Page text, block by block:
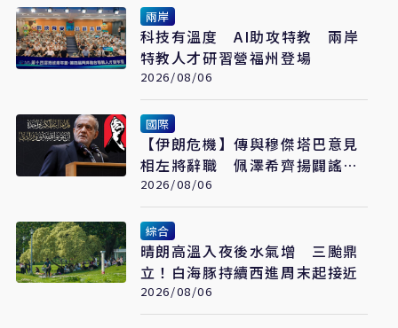
兩岸
科技有溫度 AI助攻特教 兩岸
特教人才研習營福州登場
2026/08/06
國際
【伊朗危機】傳與穆傑塔巴意見
相左將辭職 佩澤希齊揚闢謠堅
稱會繼續總統職務
2026/08/06
綜合
晴朗高溫入夜後水氣增 三颱鼎
立！白海豚持續西進周末起接近
2026/08/06